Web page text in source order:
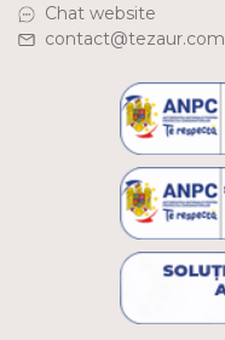
Chat website
contact@tezaur.com